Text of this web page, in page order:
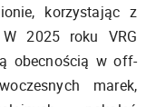
korzystając z
2025 roku VRG
obecnością w off-
marek,